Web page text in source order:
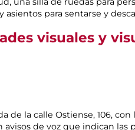
para sentarse y
visuales y
de la calle Ostiense, 106,
avisos de voz que indican